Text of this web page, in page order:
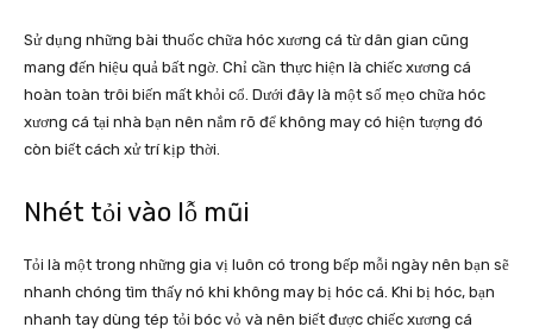
Sử dụng những bài thuốc chữa hóc xương cá từ dân gian cũng
mang đến hiệu quả bất ngờ. Chỉ cần thực hiện là chiếc xương cá
hoàn toàn trôi biến mất khỏi cổ. Dưới đây là một số mẹo chữa hóc
xương cá tại nhà bạn nên nắm rõ để không may có hiện tượng đó
còn biết cách xử trí kịp thời.
Nhét tỏi vào lỗ mũi
Tỏi là một trong những gia vị luôn có trong bếp mỗi ngày nên bạn sẽ
nhanh chóng tìm thấy nó khi không may bị hóc cá. Khi bị hóc, bạn
nhanh tay dùng tép tỏi bóc vỏ và nên biết được chiếc xương cá